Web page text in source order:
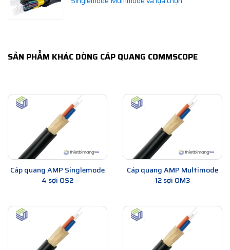
SẢN PHẨM KHÁC DÒNG CÁP QUANG COMMSCOPE
Cáp quang AMP Singlemode
4 sợi OS2
Cáp quang AMP Multimode
12 sợi OM3